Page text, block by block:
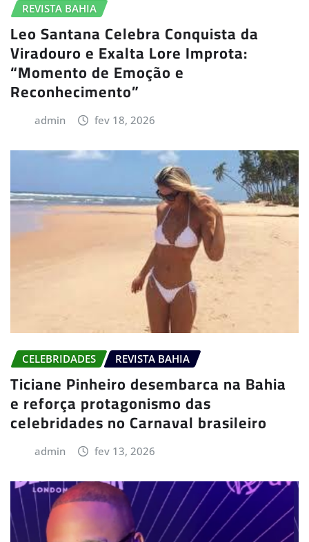
REVISTA BAHIA
Leo Santana Celebra Conquista da
Viradouro e Exalta Lore Improta:
“Momento de Emoção e
Reconhecimento”
admin fev 18, 2026
CELEBRIDADES REVISTA BAHIA
Ticiane Pinheiro desembarca na Bahia
e reforça protagonismo das
celebridades no Carnaval brasileiro
admin fev 13, 2026